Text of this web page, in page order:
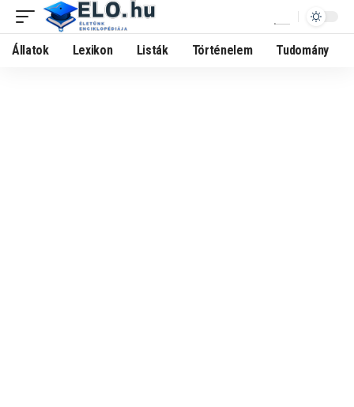
Állatok Lexikon Listák Történelem Tudomány